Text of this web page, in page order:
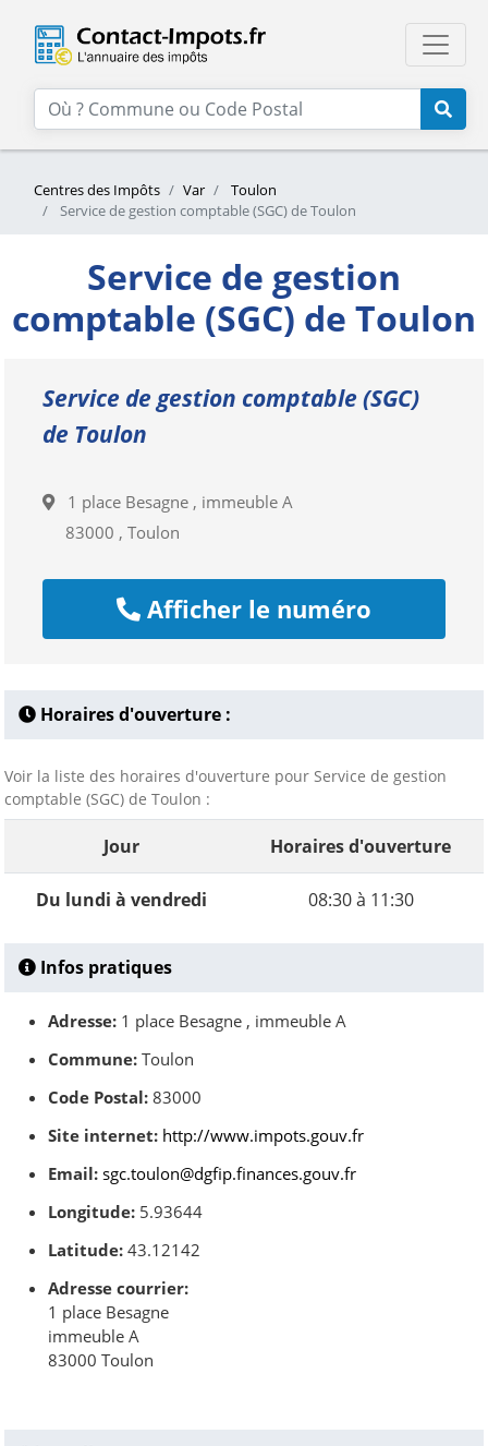
Centres des Impôts Var
Toulon
Service de gestion comptable (SGC) de Toulon
Service de gestion
comptable (SGC) de Toulon
Service de gestion comptable (SGC)
de Toulon
1 place Besagne , immeuble A
83000 , Toulon
Afficher le numéro
Horaires d'ouverture :
Voir la liste des horaires d'ouverture pour Service de gestion
comptable (SGC) de Toulon :
Jour Horaires d'ouverture
Du lundi à vendredi 08:30 à 11:30
Infos pratiques
Adresse: 1 place Besagne , immeuble A
Commune: Toulon
Code Postal: 83000
Site internet: http://www.impots.gouv.fr
Email: sgc.toulon@dgfip.finances.gouv.fr
Longitude: 5.93644
Latitude: 43.12142
Adresse courrier:
1 place Besagne
immeuble A
83000 Toulon